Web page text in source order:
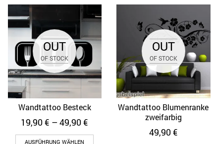
OUT
OF STOCK
Quick View
Wandtattoo Besteck
19,90€ –49,90€
AUSFÜHRUNG WÄHLEN
OUT
OF STOCK
Quick View
Wandtattoo Blumenranke
zweifarbig
49,90€